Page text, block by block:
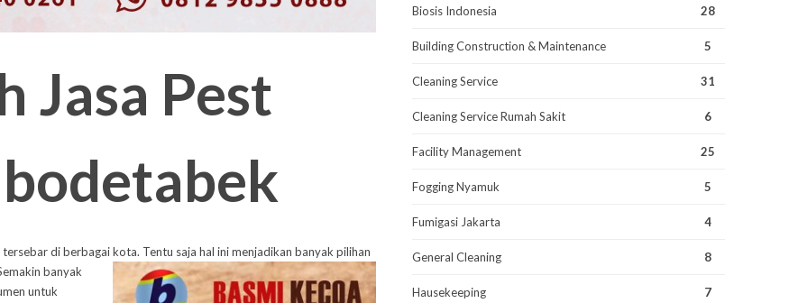
Jasa Pest
di berbagai kota. Tentu saja hal inimenjadikan banyak pilihan
banyak
untuk
Biosis Indonesia 28
Building Construction & Maintenance 5
Cleaning Service 31
Cleaning Service Rumah Sakit 6
Facility Management 25
Fogging Nyamuk 5
Fumigasi Jakarta 4
General Cleaning 8
Hausekeeping 7